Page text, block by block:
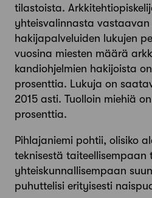
tilastoista.
yhteisvalinnasta
hakijapalveluiden lukujen
vuosina miesten määrä
kandiohjelmien hakijoista
prosenttia. Lukuja on
2015 asti. Tuolloin miehiä
prosenttia.
Pihlajaniemi pohtii, olisiko
teknisestä taiteellisempaan
yhteiskunnallisempaan
puhuttelisi erityisesti